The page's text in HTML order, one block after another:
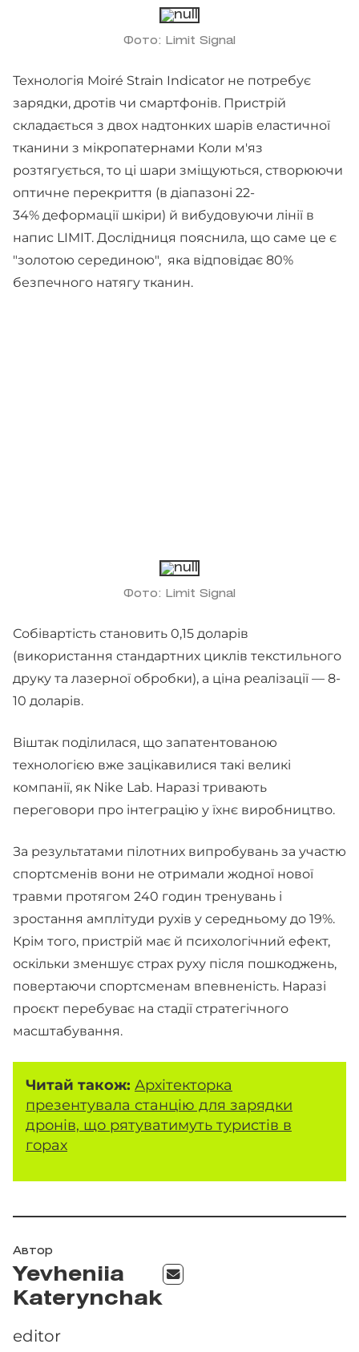
Фото: Limit Signal
Технологія Moiré Strain Indicator не потребує
зарядки, дротів чи смартфонів. Пристрій
складається з двох надтонких шарів еластичної
тканини з мікропатернами Коли м'яз
розтягується, то ці шари зміщуються, створюючи
оптичне перекриття (в діапазоні 22-
34% деформації шкіри) й вибудовуючи лінії в
напис LIMIT. Дослідниця пояснила, що саме це є
"золотою серединою", яка відповідає 80%
безпечного натягу тканин.
Фото: Limit Signal
Собівартість становить 0,15 доларів
(використання стандартних циклів текстильного
друку та лазерної обробки), а ціна реалізації — 8-
10 доларів.
Віштак поділилася, що запатентованою
технологією вже зацікавилися такі великі
компанії, як Nike Lab. Наразі тривають
переговори про інтеграцію у їхнє виробництво.
За результатами пілотних випробувань за участю
спортсменів вони не отримали жодної нової
травми протягом 240 годин тренувань і
зростання амплітуди рухів у середньому до 19%.
Крім того, пристрій має й психологічний ефект,
оскільки зменшує страх руху після пошкоджень,
повертаючи спортсменам впевненість. Наразі
проєкт перебуває на стадії стратегічного
масштабування.
Читай також: Архітекторка
презентувала станцію для зарядки
дронів, що рятуватимуть туристів в
горах
Автор
Yevheniia
Katerynchak
editor